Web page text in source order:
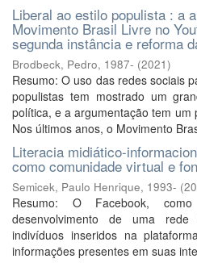
Liberal ao estilo populista : a
Movimento Brasil Livre no
segunda instância e reforma
Brodbeck, Pedro, 1987- (2021)
Resumo: O uso das redes sociais
populistas tem mostrado um
política, e a argumentação tem um
Nos últimos anos, o Movimento
Literacia midiático-
como comunidade virtual e
Semicek, Paulo Henrique, 1993- (
Resumo: O Facebook,
desenvolvimento de uma
indivíduos inseridos na
informações presentes em suas